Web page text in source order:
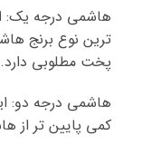
هاشمی درجه یک:
ترین نوع برنج
پخت مطلوبی دارد.
هاشمی درجه دو:
کمی پایین تر